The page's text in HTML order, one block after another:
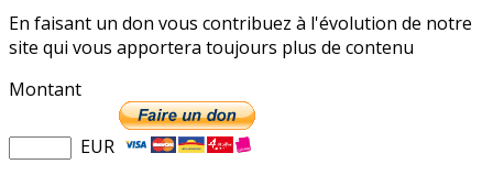
En faisant un don vous contribuez à l'évolution de notre
site qui vous apportera toujours plus de contenu
Montant
EUR